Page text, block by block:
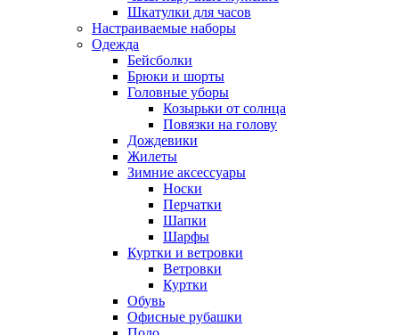
Шкатулки для часов
Настраиваемые наборы
Одежда
Бейсболки
Брюки и шорты
Головные уборы
Козырьки от солнца
Повязки на голову
Дождевики
Жилеты
Зимние аксессуары
Носки
Перчатки
Шапки
Шарфы
Куртки и ветровки
Ветровки
Куртки
Обувь
Офисные рубашки